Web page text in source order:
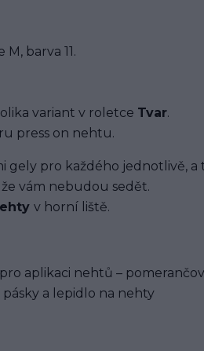
barva 11.
variant v roletce Tvar.
press on nehtu.
gely pro každého jednotlivě,
vám nebudou sedět.
v horní liště.
aplikaci nehtů –
a lepidlo na nehty